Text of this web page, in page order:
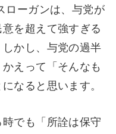
ローガンは、与党が
を超えて強すぎる
かし、与党の過半
えって「そんなも
なると思います。
でも「所詮は保守